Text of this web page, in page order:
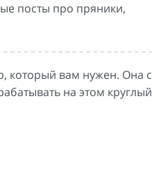
посты про пряники,
который вам нужен. Она с
на этом круглый